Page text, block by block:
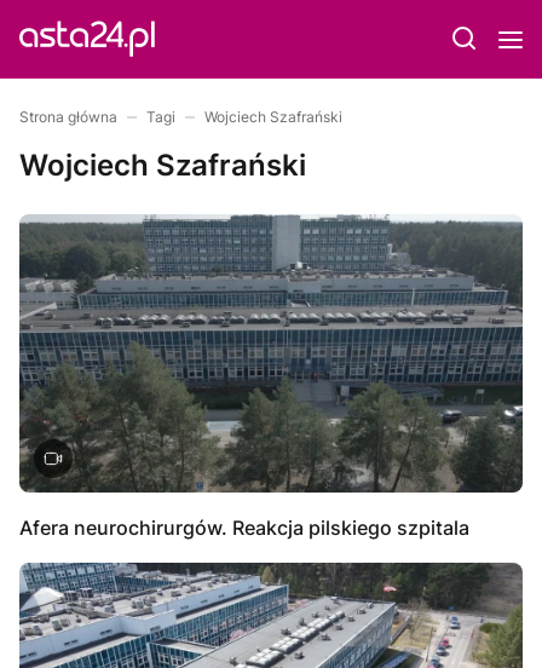
Strona główna Tagi Wojciech Szafrański
Wojciech Szafrański
Afera neurochirurgów. Reakcja pilskiego szpitala